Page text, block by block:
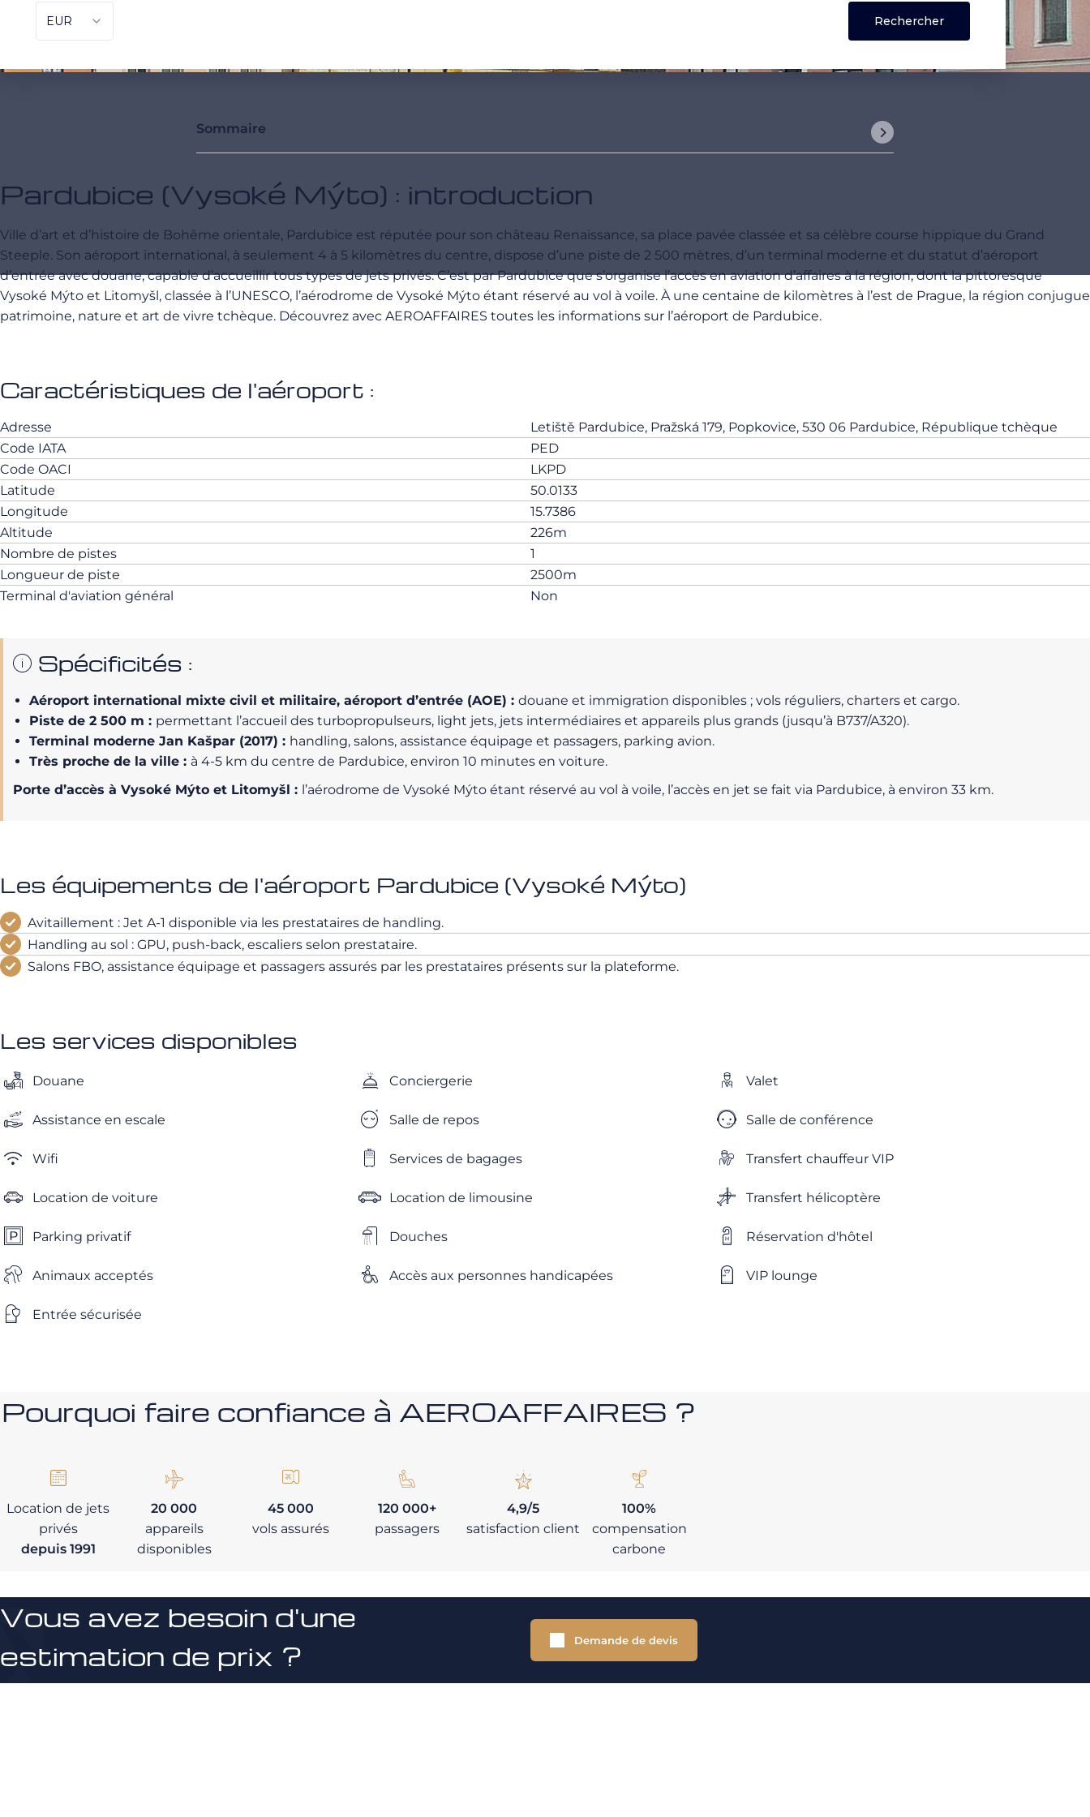
Sommaire
Pardubice (Vysoké Mýto) : introduction
Ville d’art et d’histoire de Bohême orientale, Pardubice est réputée pour son château Renaissance, sa place pavée classée et sa célèbre course hippique du Grand
Steeple. Son aéroport international, à seulement 4 à 5 kilomètres du centre, dispose d’une piste de 2 500 mètres, d’un terminal moderne et du statut d’aéroport
d’entrée avec douane, capable d’accueillir tous types de jets privés. C’est par Pardubice que s’organise l’accès en aviation d’affaires à la région, dont la pittoresque
Vysoké Mýto et Litomyšl, classée à l’UNESCO, l’aérodrome de Vysoké Mýto étant réservé au vol à voile. À une centaine de kilomètres à l’est de Prague, la région conjugue
patrimoine, nature et art de vivre tchèque. Découvrez avec AEROAFFAIRES toutes les informations sur l’aéroport de Pardubice.
Caractéristiques de l'aéroport :
Adresse
Letiště Pardubice, Pražská 179, Popkovice, 530 06 Pardubice, République tchèque
Code IATA
PED
Code OACI
LKPD
Latitude
50.0133
Longitude
15.7386
Altitude
226m
Nombre de pistes
1
Longueur de piste
2500m
Terminal d'aviation général
Non
Spécificités :
Aéroport international mixte civil et militaire, aéroport d’entrée (AOE) : douane et immigration disponibles ; vols réguliers, charters et cargo.
Piste de 2 500 m : permettant l’accueil des turbopropulseurs, light jets, jets intermédiaires et appareils plus grands (jusqu’à B737/A320).
Terminal moderne Jan Kašpar (2017) : handling, salons, assistance équipage et passagers, parking avion.
Très proche de la ville : à 4-5 km du centre de Pardubice, environ 10 minutes en voiture.
Porte d’accès à Vysoké Mýto et Litomyšl : l’aérodrome de Vysoké Mýto étant réservé au vol à voile, l’accès en jet se fait via Pardubice, à environ 33 km.
Les équipements de l'aéroport Pardubice (Vysoké Mýto)
Avitaillement : Jet A-1 disponible via les prestataires de handling.
Handling au sol : GPU, push-back, escaliers selon prestataire.
Salons FBO, assistance équipage et passagers assurés par les prestataires présents sur la plateforme.
Les services disponibles
Douane Conciergerie Valet
Assistance en escale Salle de repos Salle de conférence
Wifi Services de bagages Transfert chauffeur VIP
Location de voiture Location de limousine Transfert hélicoptère
Parking privatif Douches Réservation d'hôtel
Animaux acceptés Accès aux personnes handicapées VIP lounge
Entrée sécurisée
Pourquoi faire confiance à AEROAFFAIRES ?
Location de jets
privés
depuis 1991
20 000
appareils
disponibles
45 000
vols assurés
120 000+
passagers
4,9/5
satisfaction client
100%
compensation
carbone
Vous avez besoin d'une
estimation de prix ?
Demande de devis